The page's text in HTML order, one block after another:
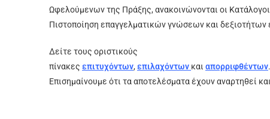
Ωφελούμενων της Πράξης, ανακοινώνονται οι
Πιστοποίηση επαγγελματικών γνώσεων και
Δείτε τους οριστικούς
πίνακες επιτυχόντων, επιλαχόντων και απορριφθέντων.
Επισημαίνουμε ότι τα αποτελέσματα έχουν αναρτηθεί